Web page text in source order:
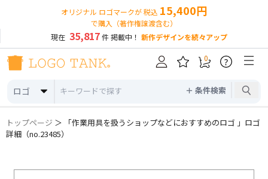
オリジナル ロゴマークが 税込 15,400円
で購入（著作権譲渡含む）
現在 35,817件 掲載中！ 新作デザインを続々アップ
ロゴ ＋ 条件検索
0 ?
トップページ ＞ 「作業用具を扱うショップなどにおすすめのロゴ 」ロゴ
詳細（no.23485）